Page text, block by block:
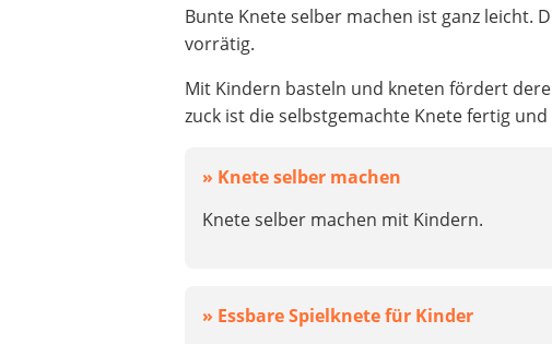
Bunte Knete selber machen ist ganz leicht.
vorrätig.
Mit Kindern basteln und kneten fördert
zuck ist die selbstgemachte Knete fertig
» Knete selber machen
Knete selber machen mit Kindern.
» Essbare Spielknete für Kinder